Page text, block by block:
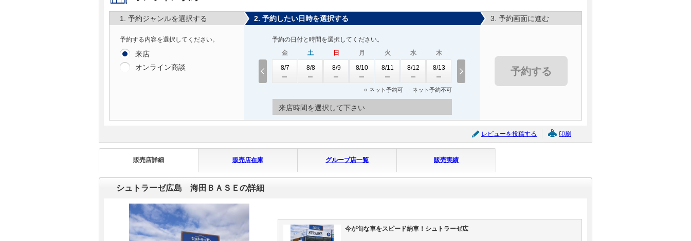
1. 予約ジャンルを選択する
予約する内容を選択してください。
来店
オンライン商談
2. 予約したい日時を選択する
予約の日付と時間を選択してください。
金
8/7
土
8/8
日
8/9
月
8/10
火
8/11
水
8/12
木
8/13
○ ネット予約可 - ネット予約不可
来店時間を選択して下さい
3. 予約画面に進む
予約する
レビューを投稿する 印刷
販売店詳細 販売店在庫 グループ店一覧 販売実績
シュトラーゼ広島 海田ＢＡＳＥの詳細
今が旬な車をスピード納車！シュトラーゼ広